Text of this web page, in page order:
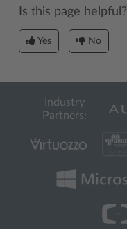
Is this page helpful?
Yes No
Industry
Partners: